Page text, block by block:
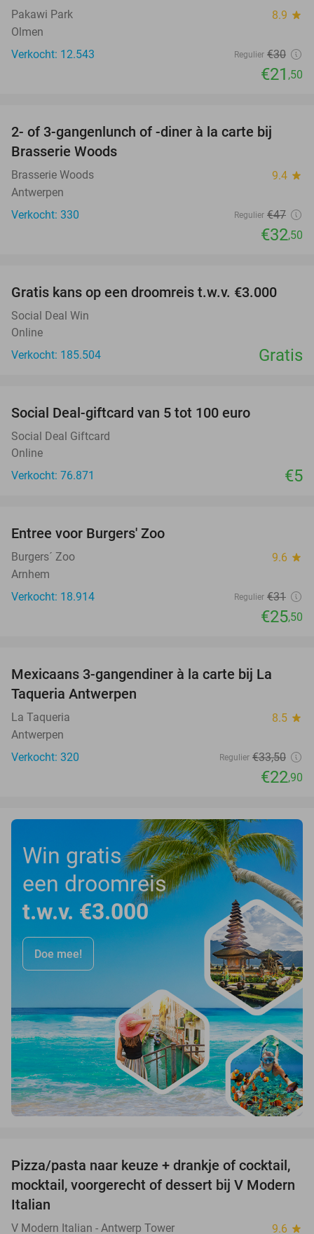
Pakawi Park 8.9 star
Olmen
Verkocht: 12.543
Regulier €30
€21 ,50
31%
2- of 3-gangenlunch of -diner à la carte bij
Brasserie Woods
Brasserie Woods 9.4 star
Antwerpen
Verkocht: 330
Regulier €47
€32,50
Gratis kans op een droomreis t.w.v. €3.000
Social Deal Win
Online
Verkocht: 185.504
Gratis
Social Deal-giftcard van 5 tot 100 euro
Social Deal Giftcard
Online
Verkocht: 76.871
€5
Entree voor Burgers' Zoo
Burgers´ Zoo 9.6 star
Arnhem
Verkocht: 18.914
Regulier €31
€25,50
32%
Mexicaans 3-gangendiner à la carte bij La
Taqueria Antwerpen
La Taqueria 8.5 star
Antwerpen
Verkocht: 320
Regulier €33,50
€22,90
Win gratis
een droomreis
t.w.v. €3.000
Doe mee!
28%
Pizza/pasta naar keuze + drankje of cocktail,
mocktail, voorgerecht of dessert bij V Modern
Italian
V Modern Italian - Antwerp Tower 9.6 star